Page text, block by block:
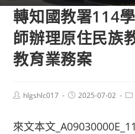
轉知國教署114
師辦理原住民族
教育業務案
Posthlgshlc017
Post2025-07-02
來文本文